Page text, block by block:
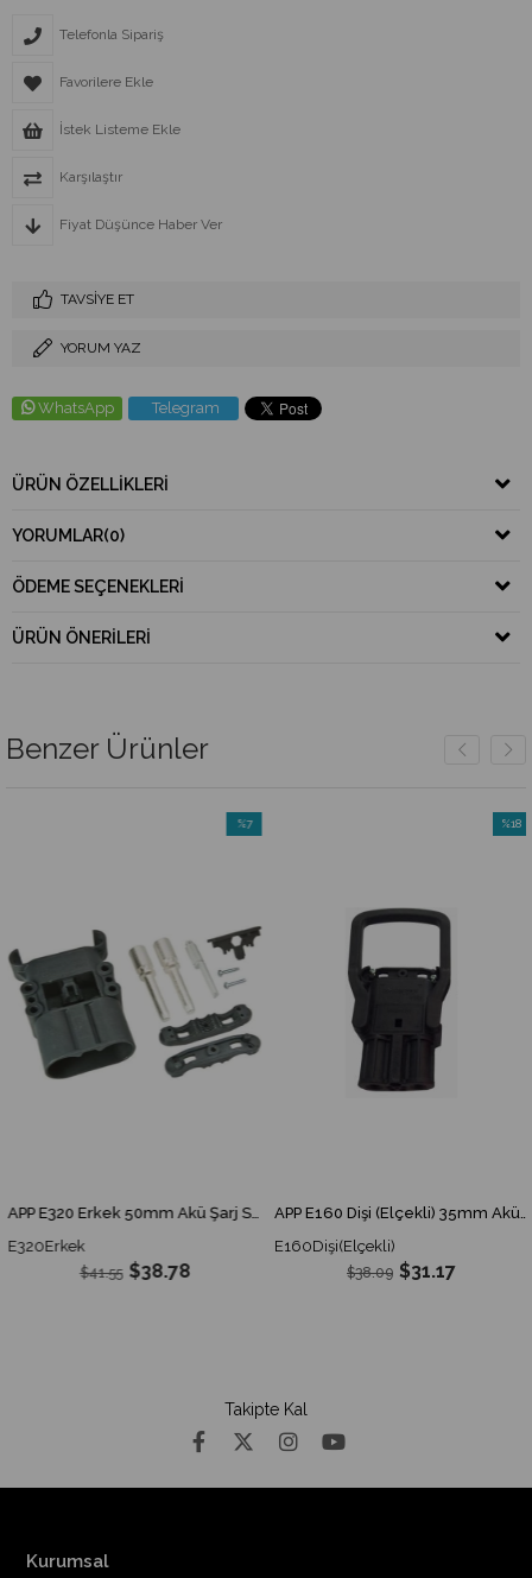
Telefonla Sipariş
Favorilere Ekle
İstek Listeme Ekle
Karşılaştır
Fiyat Düşünce Haber Ver
TAVSIYE ET
YORUM YAZ
WhatsApp Telegram
ÜRÜN ÖZELLIKLERI
YORUMLAR(0)
ÖDEME SEÇENEKLERI
ÜRÜN ÖNERILERI
Benzer Ürünler
APP E320 Erkek 50mm Akü Şarj Soketi
E320Erkek
$38.78
$41.55
%7
APP E160 Dişi (Elçekli) 35mm Akü Şarj Soketi
E160Dişi(Elçekli)
$31.17
$38.09
%18
Takipte Kal
Kurumsal